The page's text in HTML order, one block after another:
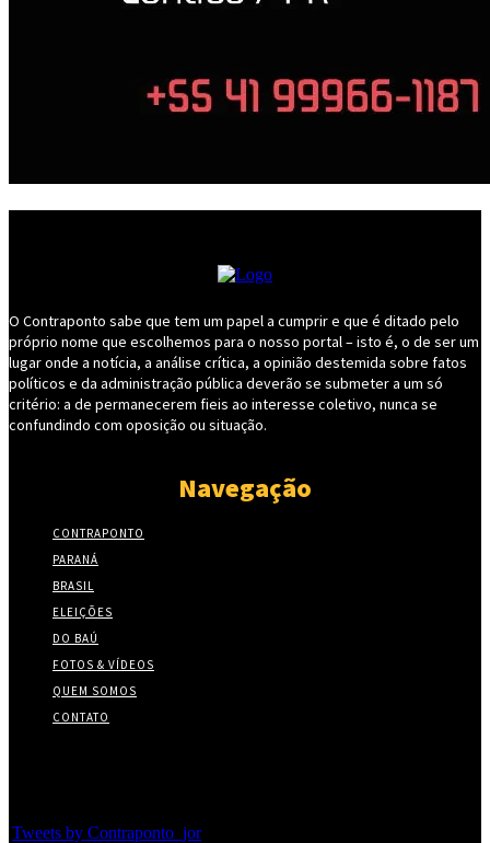
O Contraponto sabe que tem um papel a cumprir e que é ditado pelo
próprio nome que escolhemos para o nosso portal – isto é, o de ser um
lugar onde a notícia, a análise crítica, a opinião destemida sobre fatos
políticos e da administração pública deverão se submeter a um só
critério: a de permanecerem fieis ao interesse coletivo, nunca se
confundindo com oposição ou situação.
Navegação
CONTRAPONTO
PARANÁ
BRASIL
ELEIÇÕES
DO BAÚ
FOTOS & VÍDEOS
QUEM SOMOS
CONTATO
Tweets by Contraponto_jor